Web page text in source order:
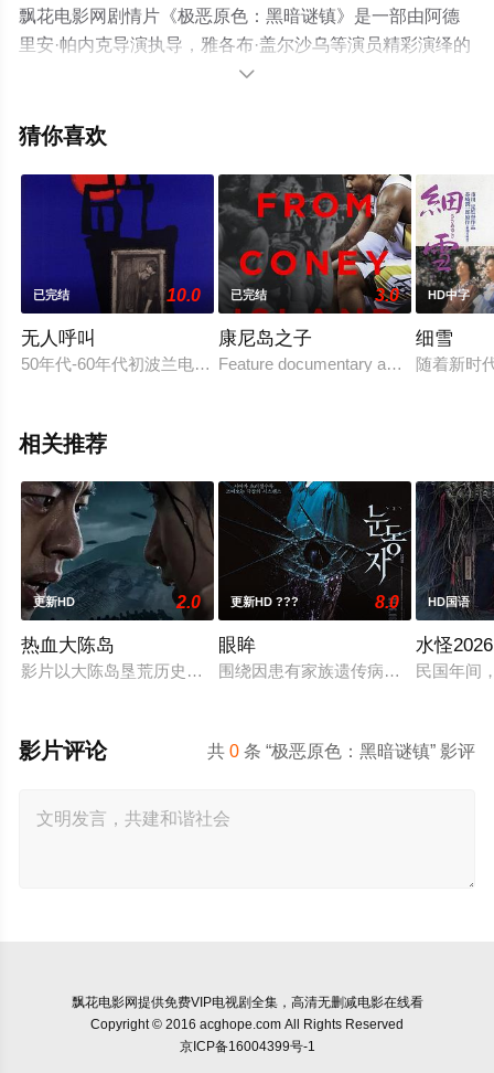
飘花电影网剧情片《极恶原色：黑暗谜镇》是一部由阿德
里安·帕内克导演执导，雅各布·盖尔沙乌等演员精彩演绎的
其它电影，手机免费观看高清未删减完整版电影大全就上
情网等平台了解。

猜你喜欢
已完结 10.0
无人呼叫
50年代-60年代初波兰电影学院派的经典作品之一，堪称与同时
已完结 3.0
康尼岛之子
Feature documentary about the rise
HD中字
细雪
随着新时
相关推荐
更新HD 2.0
热血大陈岛
影片以大陈岛垦荒历史为创作底色，在尊重历史真实性的前提
更新HD ??? 8.0
眼眸
围绕因患有家族遗传病而导致视力
HD国语
水怪2026
民国年间
共0 条 “极恶原色：黑暗谜镇” 影评
影片评论
飘花电影网提供免费VIP电视剧全集，高清无删减电影在线看
Copyright © 2016 acghope.com All Rights Reserved
京ICP备16004399号-1